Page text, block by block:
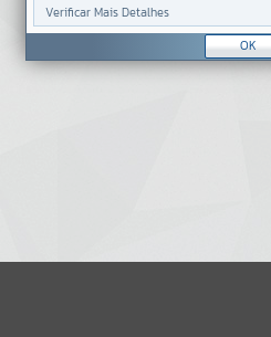
Verificar Mais Detalhes
OK